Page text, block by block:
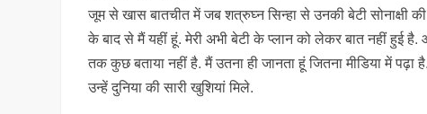
जूम से खास बातचीत में जब शत्रुघ्न सिन्हा से उनकी बेटी सोनाक्षी
के बाद से मैं यहीं हूं. मेरी अभी बेटी के प्लान को लेकर बात नहीं हुई
तक कुछ बताया नहीं है. मैं उतना ही जानता हूं जितना मीडिया में
उन्हें दुनिया की सारी खुशियां मिले.